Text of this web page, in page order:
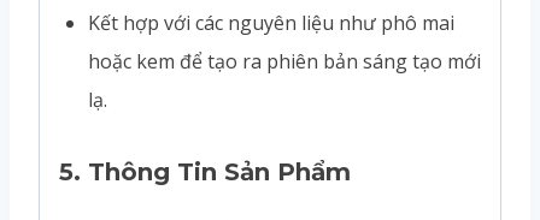
Kết hợp với các nguyên liệu như phô mai
hoặc kem để tạo ra phiên bản sáng tạo mới
lạ.
5. Thông Tin Sản Phẩm